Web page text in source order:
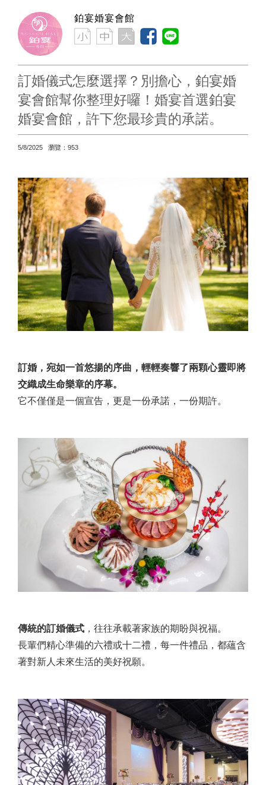
鉑宴婚宴會館
訂婚儀式怎麼選擇？別擔心，鉑宴婚
宴會館幫你整理好囉！婚宴首選鉑宴
婚宴會館，許下您最珍貴的承諾。
5/8/2025 瀏覽：953
訂婚，宛如一首悠揚的序曲，輕輕奏響了兩顆心靈即將
交織成生命樂章的序幕。
它不僅僅是一個宣告，更是一份承諾，一份期許。
傳統的訂婚儀式 ，往往承載著家族的期盼與祝福。
長輩們精心準備的六禮或十二禮，每一件禮品，都蘊含
著對新人未來生活的美好祝願。